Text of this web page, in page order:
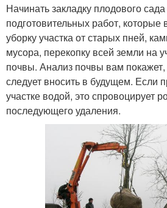
Начинать закладку плодового
подготовительных работ, которые
уборку участка от старых пней,
мусора, перекопку всей земли на
почвы. Анализ почвы вам
следует вносить в будущем. Если
участке водой, это спровоцирует
последующего удаления.